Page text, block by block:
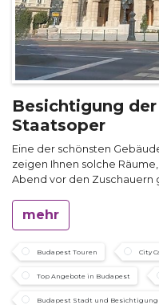
Besichtigung
Staatsoper
Eine der schönsten
zeigen Ihnen solche
Abend vor den Zuschauern
mehr
Budapest Touren City
Top Angebote in Budapest
Budapest Stadt und Besichtigung